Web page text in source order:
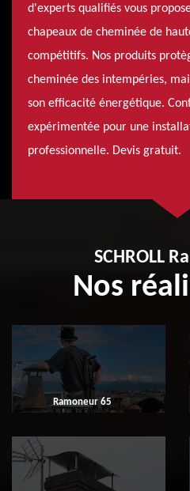
d'experts qualifiés vous
chapeaux de cheminée de
compétitifs. Nos produits
cheminée des intempéries,
son efficacité énergétique.
expérimentée pour une
professionnelle. Devis gratuit.
SCHROLL
Nos
Ramoneur 65